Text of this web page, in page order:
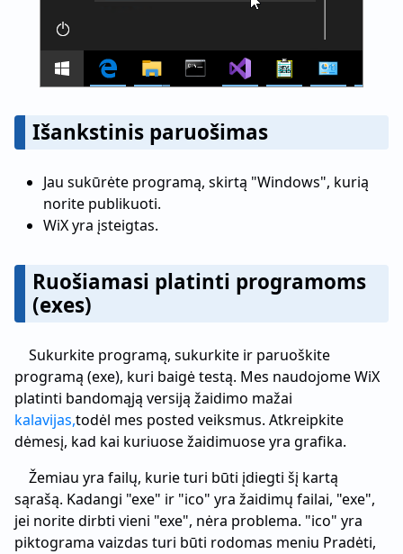
Išankstinis paruošimas
Jau sukūrėte programą, skirtą "Windows", kurią
norite publikuoti.
WiX yra įsteigtas.
Ruošiamasi platinti programoms
(exes)
Sukurkite programą, sukurkite ir paruoškite
programą (exe), kuri baigė testą. Mes naudojome WiX
platinti bandomąją versiją žaidimo mažai
kalavijas,todėl mes posted veiksmus. Atkreipkite
dėmesį, kad kai kuriuose žaidimuose yra grafika.
Žemiau yra failų, kurie turi būti įdiegti šį kartą
sąrašą. Kadangi "exe" ir "ico" yra žaidimų failai, "exe",
jei norite dirbti vieni "exe", nėra problema. "ico" yra
piktograma vaizdas turi būti rodomas meniu Pradėti,